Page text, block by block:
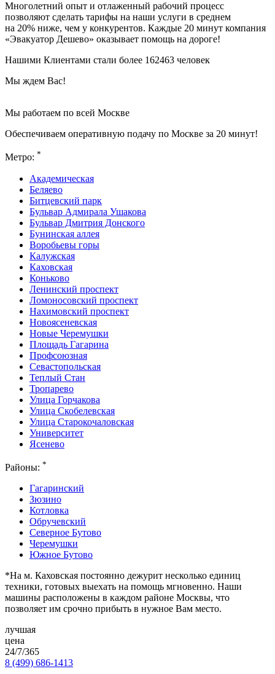
Многолетний опыт и отлаженный рабочий процесс
позволяют сделать тарифы на наши услуги в среднем
на 20% ниже, чем у конкурентов. Каждые 20 минут компания
«Эвакуатор Дешево» оказывает помощь на дороге!
Нашими Клиентами стали более 162463 человек
Мы ждем Вас!
Мы работаем по всей Москве
Обеспечиваем оперативную подачу по Москве за 20 минут!
Метро: *
Академическая
Беляево
Битцевский парк
Бульвар Адмирала Ушакова
Бульвар Дмитрия Донского
Бунинская аллея
Воробьевы горы
Калужская
Каховская
Коньково
Ленинский проспект
Ломоносовский проспект
Нахимовский проспект
Новоясеневская
Новые Черемушки
Площадь Гагарина
Профсоюзная
Севастопольская
Теплый Стан
Тропарево
Улица Горчакова
Улица Скобелевская
Улица Старокочаловская
Университет
Ясенево
Районы: *
Гагаринский
Зюзино
Котловка
Обручевский
Северное Бутово
Черемушки
Южное Бутово
*На м. Каховская постоянно дежурит несколько единиц
техники, готовых выехать на помощь мгновенно. Наши
машины расположены в каждом районе Москвы, что
позволяет им срочно прибыть в нужное Вам место.
лучшая
цена
24/7/365
8 (499) 686-1413